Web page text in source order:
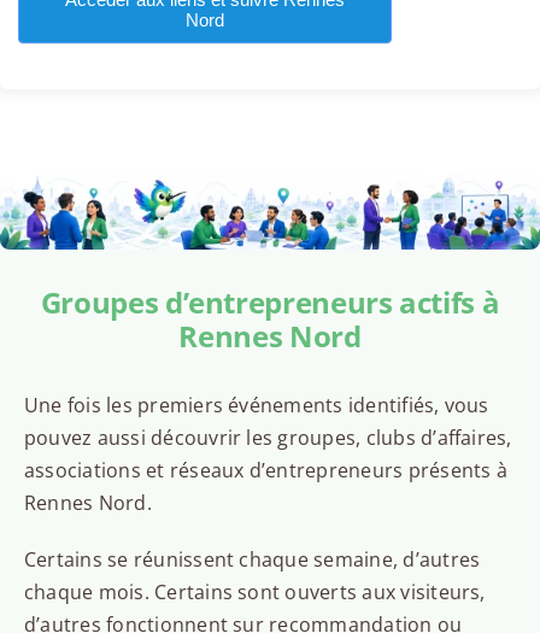
Nord
Groupes d’entrepreneurs actifs à
Rennes Nord
Une fois les premiers événements identifiés, vous
pouvez aussi découvrir les groupes, clubs d’affaires,
associations et réseaux d’entrepreneurs présents à
Rennes Nord.
Certains se réunissent chaque semaine, d’autres
chaque mois. Certains sont ouverts aux visiteurs,
d’autres fonctionnent sur recommandation ou